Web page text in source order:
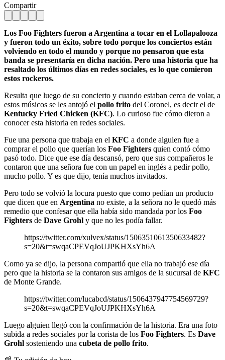
Compartir
Los Foo Fighters fueron a Argentina a tocar en el Lollapalooza
y fueron todo un éxito, sobre todo porque los conciertos están
volviendo en todo el mundo y porque no pensaron que esta
banda se presentaría en dicha nación. Pero una historia que ha
resaltado los últimos días en redes sociales, es lo que comieron
estos rockeros.
Resulta que luego de su concierto y cuando estaban cerca de volar, a
estos músicos se les antojó el pollo frito del Coronel, es decir el de
Kentucky Fried Chicken (KFC). Lo curioso fue cómo dieron a
conocer esta historia en redes sociales.
Fue una persona que trabaja en el KFC a donde alguien fue a
comprar el pollo que querían los Foo Fighters quien contó cómo
pasó todo. Dice que ese día descansó, pero que sus compañeros le
contaron que una señora fue con un papel en inglés a pedir pollo,
mucho pollo. Y es que dijo, tenía muchos invitados.
Pero todo se volvió la locura puesto que como pedían un producto
que dicen que en Argentina no existe, a la señora no le quedó más
remedio que confesar que ella había sido mandada por los Foo
Fighters de Dave Grohl y que no les podía fallar.
https://twitter.com/xulvex/status/1506351061350633482?
s=20&t=swqaCPEVqJoUJPKHXsYh6A
Como ya se dijo, la persona compartió que ella no trabajó ese día
pero que la historia se la contaron sus amigos de la sucursal de KFC
de Monte Grande.
https://twitter.com/lucabcd/status/1506437947754569729?
s=20&t=swqaCPEVqJoUJPKHXsYh6A
Luego alguien llegó con la confirmación de la historia. Era una foto
subida a redes sociales por la corista de los Foo Fighters. Es Dave
Grohl sosteniendo una cubeta de pollo frito.